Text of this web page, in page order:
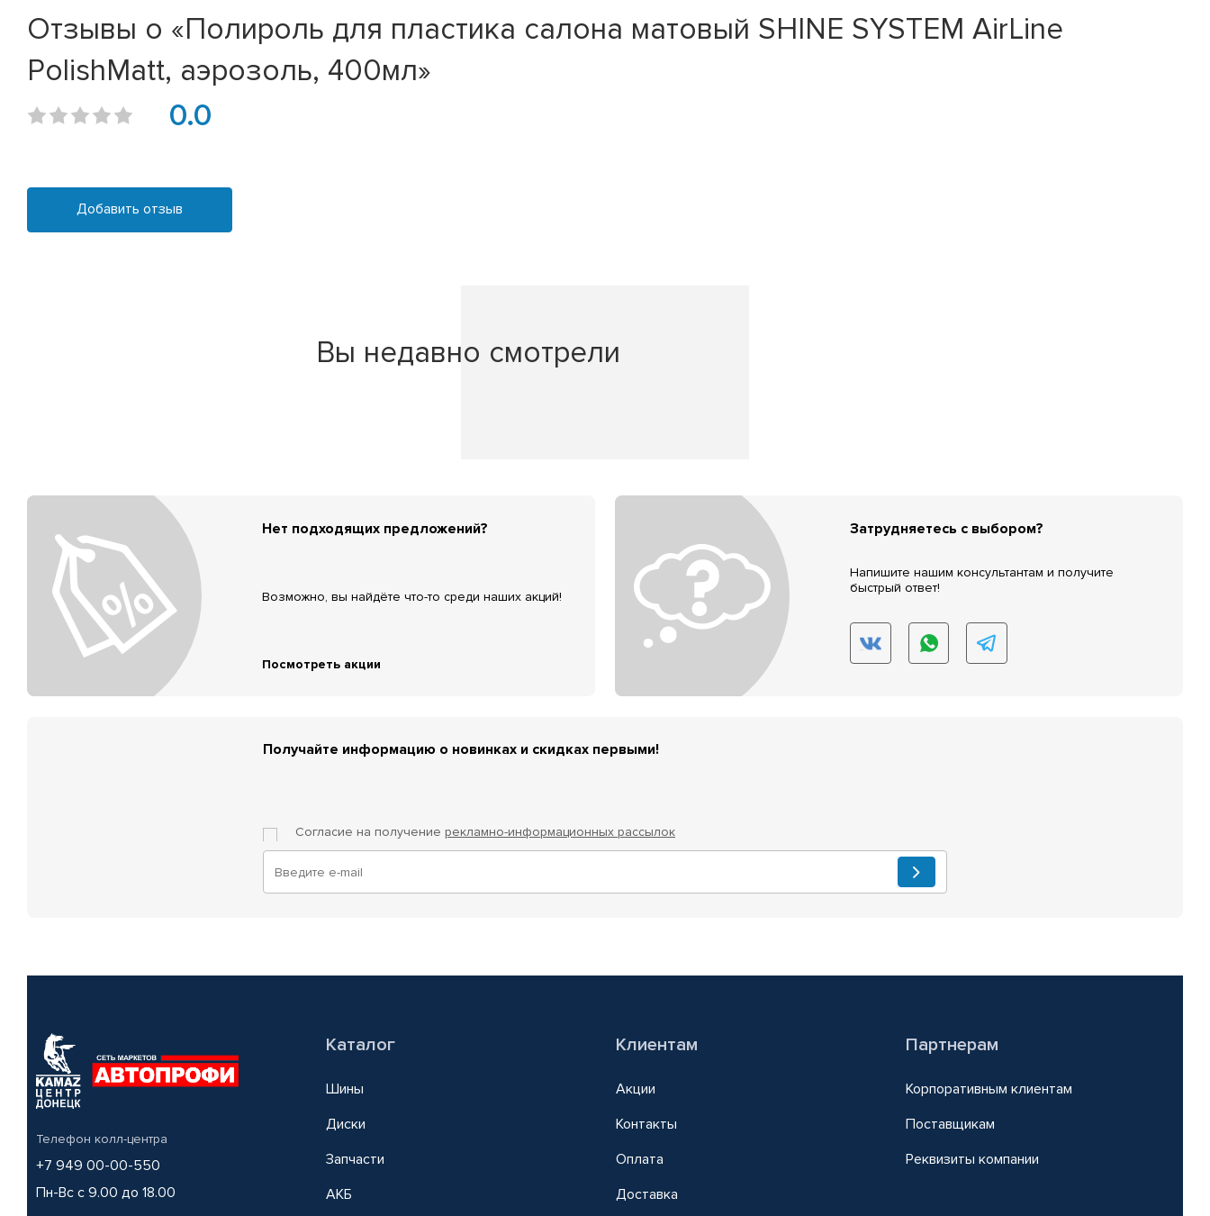
Отзывы о «Полироль для пластика салона матовый SHINE SYSTEM AirLine
PolishMatt, аэрозоль, 400мл»
0.0
Добавить отзыв
Вы недавно смотрели
Нет подходящих предложений?
Возможно, вы найдёте что-то среди наших акций!
Посмотреть акции
Затрудняетесь с выбором?
Напишите нашим консультантам и получите
быстрый ответ!
Получайте информацию о новинках и скидках первыми!
Согласие на получение рекламно-информационных рассылок
Телефон колл-центра
+7 949 00-00-550
Пн-Вс с 9.00 до 18.00
Каталог
Шины
Диски
Запчасти
АКБ
Клиентам
Акции
Контакты
Оплата
Доставка
Партнерам
Корпоративным клиентам
Поставщикам
Реквизиты компании